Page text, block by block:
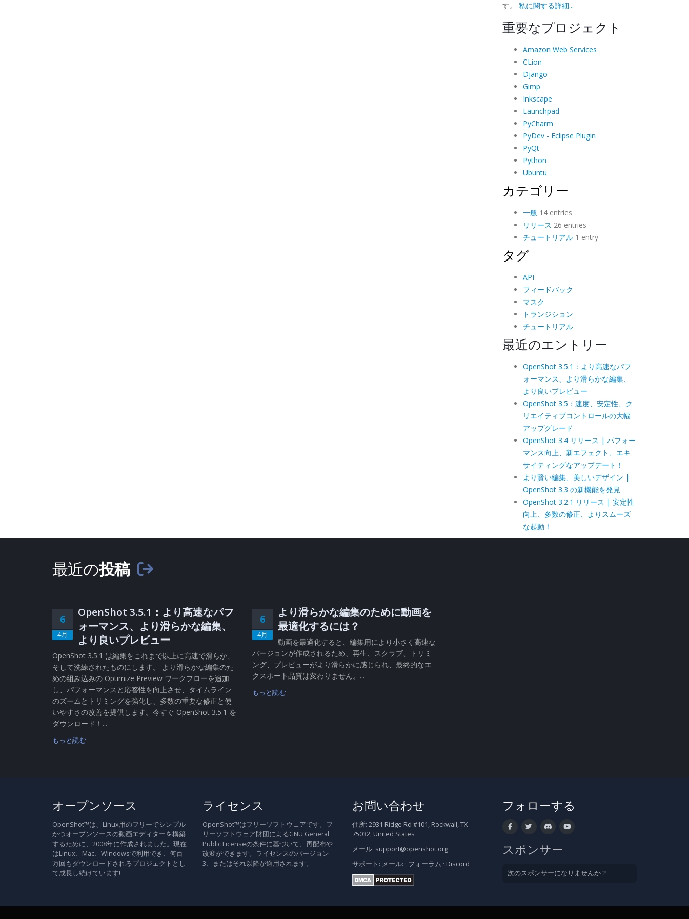
す。 私に関する詳細...
重要なプロジェクト
Amazon Web Services
CLion
Django
Gimp
Inkscape
Launchpad
PyCharm
PyDev - Eclipse Plugin
PyQt
Python
Ubuntu
カテゴリー
一般14 entries
リリース 26 entries
チュートリアル1 entry
タグ
API
フィードバック
マスク
トランジション
チュートリアル
最近のエントリー
OpenShot 3.5.1：より高速なパフ
ォーマンス、より滑らかな編集、
より良いプレビュー
OpenShot 3.5：速度、安定性、ク
リエイティブコントロールの大幅
アップグレード
OpenShot 3.4 リリース | パフォー
マンス向上、新エフェクト、エキ
サイティングなアップデート！
より賢い編集、美しいデザイン |
OpenShot 3.3 の新機能を発見
OpenShot 3.2.1 リリース | 安定性
向上、多数の修正、よりスムーズ
な起動！
最近の投稿
6
4月
OpenShot 3.5.1：より高速なパフ
ォーマンス、より滑らかな編集、
より良いプレビュー
OpenShot 3.5.1 は編集をこれまで以上に高速で滑らか、
そして洗練されたものにします。 より滑らかな編集のた
めの組み込みの Optimize Preview ワークフローを追加
し、パフォーマンスと応答性を向上させ、タイムライン
のズームとトリミングを強化し、多数の重要な修正と使
いやすさの改善を提供します。今すぐ OpenShot 3.5.1 を
ダウンロード！...
もっと読む
6
4月
より滑らかな編集のために動画を
最適化するには？
動画を最適化すると、編集用により小さく高速な
バージョンが作成されるため、再生、スクラブ、トリミ
ング、プレビューがより滑らかに感じられ、最終的なエ
クスポート品質は変わりません。...
もっと読む
オープンソース
OpenShot™は、Linux用のフリーでシンプル
かつオープンソースの動画エディターを構築
するために、2008年に作成されました。現在
はLinux、Mac、Windowsで利用でき、何百
万回もダウンロードされるプロジェクトとし
て成長し続けています!
ライセンス
OpenShot™はフリーソフトウェアです。フ
リーソフトウェア財団によるGNU General
Public Licenseの条件に基づいて、再配布や
改変ができます。ライセンスのバージョン
3、またはそれ以降が適用されます。
お問い合わせ
住所: 2931 Ridge Rd #101, Rockwall, TX
75032, United States
メール: support@openshot.org
サポート: メール: · フォーラム · Discord
フォローする
スポンサー
次のスポンサーになりませんか？